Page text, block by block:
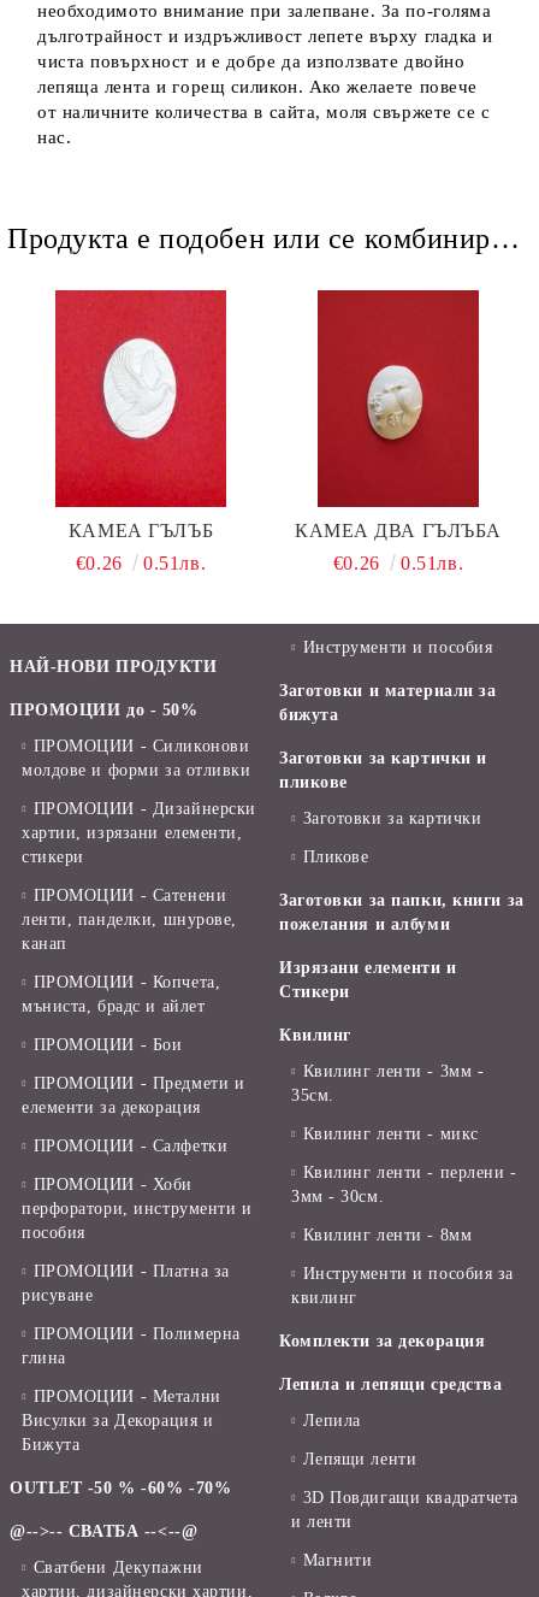
необходимото внимание при залепване. За по-голяма
дълготрайност и издръжливост лепете върху гладка и
чиста повърхност и е добре да използвате двойно
лепяща лента и горещ силикон. Ако желаете повече
от наличните количества в сайта, моля свържете се с
нас.
Продукта е подобен или се комбинира добре и със следните продукти :
КАМЕА ГЪЛЪБ
€0.26
0.51лв.
КАМЕА ДВА ГЪЛЪБА
€0.26
0.51лв.
НАЙ-НОВИ ПРОДУКТИ
ПРОМОЦИИ до - 50%
ПРОМОЦИИ - Силиконови
молдове и форми за отливки
ПРОМОЦИИ - Дизайнерски
хартии, изрязани елементи,
стикери
ПРОМОЦИИ - Сатенени
ленти, панделки, шнурове,
канап
ПРОМОЦИИ - Копчета,
мъниста, брадс и айлет
ПРОМОЦИИ - Бои
ПРОМОЦИИ - Предмети и
елементи за декорация
ПРОМОЦИИ - Салфетки
ПРОМОЦИИ - Хоби
перфоратори, инструменти и
пособия
ПРОМОЦИИ - Платна за
рисуване
ПРОМОЦИИ - Полимерна
глина
ПРОМОЦИИ - Метални
Висулки за Декорация и
Бижута
OUTLET -50 % -60% -70%
@-->-- СВАТБА --<--@
Сватбени Декупажни
хартии, дизайнерски хартии,
Инструменти и пособия
Заготовки и материали за
бижута
Заготовки за картички и
пликове
Заготовки за картички
Пликове
Заготовки за папки, книги за
пожелания и албуми
Изрязани елементи и
Стикери
Квилинг
Квилинг ленти - 3мм -
35см.
Квилинг ленти - микс
Квилинг ленти - перлени -
3мм - 30см.
Квилинг ленти - 8мм
Инструменти и пособия за
квилинг
Комплекти за декорация
Лепила и лепящи средства
Лепила
Лепящи ленти
3D Повдигащи квадратчета
и ленти
Магнити